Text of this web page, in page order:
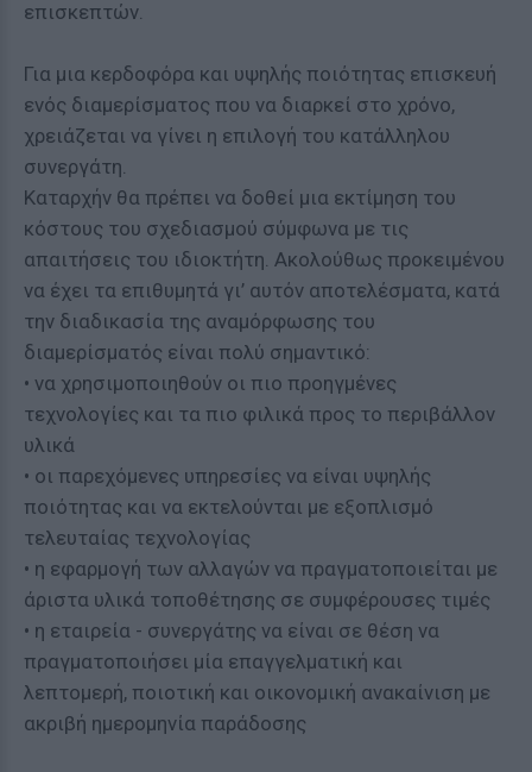
επισκεπτών.
Για μια κερδοφόρα και υψηλής ποιότητας επισκευή
ενός διαμερίσματος που να διαρκεί στο χρόνο,
χρειάζεται να γίνει η επιλογή του κατάλληλου
συνεργάτη.
Καταρχήν θα πρέπει να δοθεί μια εκτίμηση του
κόστους του σχεδιασμού σύμφωνα με τις
απαιτήσεις του ιδιοκτήτη. Ακολούθως προκειμένου
να έχει τα επιθυμητά γι’ αυτόν αποτελέσματα, κατά
την διαδικασία της αναμόρφωσης του
διαμερίσματός είναι πολύ σημαντικό:
• να χρησιμοποιηθούν οι πιο προηγμένες
τεχνολογίες και τα πιο φιλικά προς το περιβάλλον
υλικά
• οι παρεχόμενες υπηρεσίες να είναι υψηλής
ποιότητας και να εκτελούνται με εξοπλισμό
τελευταίας τεχνολογίας
• η εφαρμογή των αλλαγών να πραγματοποιείται με
άριστα υλικά τοποθέτησης σε συμφέρουσες τιμές
• η εταιρεία - συνεργάτης να είναι σε θέση να
πραγματοποιήσει μία επαγγελματική και
λεπτομερή, ποιοτική και οικονομική ανακαίνιση με
ακριβή ημερομηνία παράδοσης